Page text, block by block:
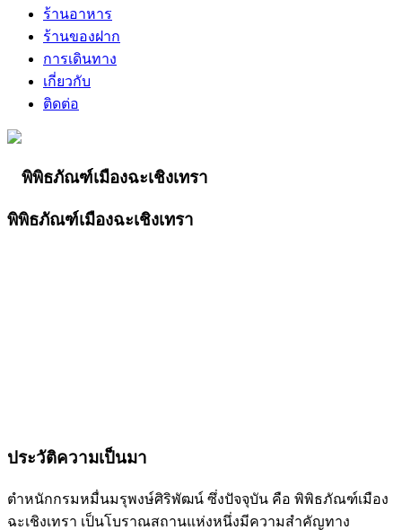
ร้านอาหาร
ร้านของฝาก
การเดินทาง
เกี่ยวกับ
ติดต่อ
พิพิธภัณฑ์เมืองฉะเชิงเทรา
พิพิธภัณฑ์เมืองฉะเชิงเทรา
ประวัติความเป็นมา
ตำหนักกรมหมื่นมรุพงษ์ศิริพัฒน์ ซึ่งปัจจุบัน คือ พิพิธภัณฑ์เมือง
ฉะเชิงเทรา‬ เป็นโบราณสถานแห่งหนึ่งมีความสำคัญทาง